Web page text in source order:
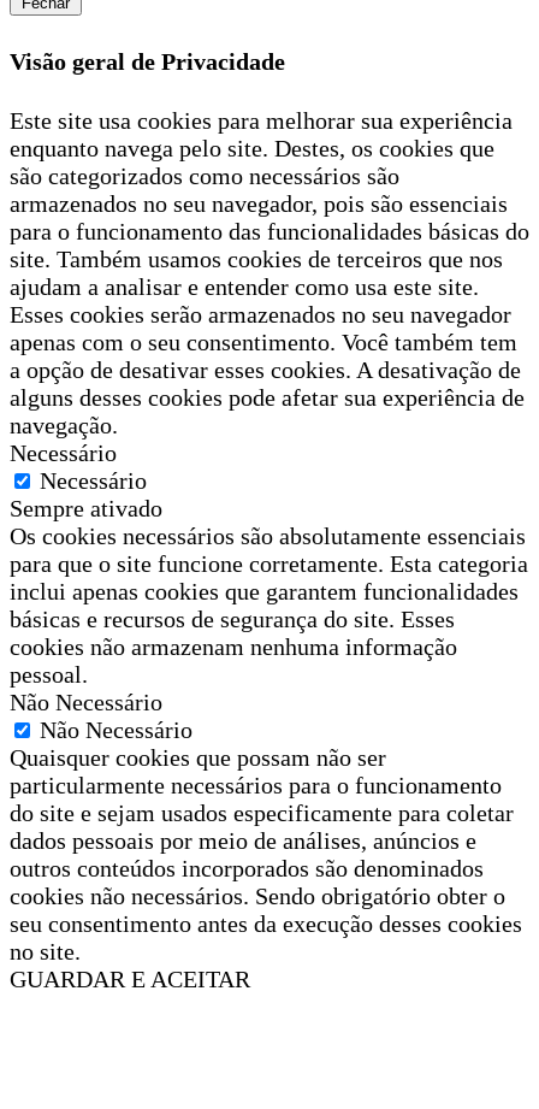
Visão geral de Privacidade
Este site usa cookies para melhorar sua experiência
enquanto navega pelo site. Destes, os cookies que
são categorizados como necessários são
armazenados no seu navegador, pois são essenciais
para o funcionamento das funcionalidades básicas do
site. Também usamos cookies de terceiros que nos
ajudam a analisar e entender como usa este site.
Esses cookies serão armazenados no seu navegador
apenas com o seu consentimento. Você também tem
a opção de desativar esses cookies. A desativação de
alguns desses cookies pode afetar sua experiência de
navegação.
Necessário
Necessário
Sempre ativado
Os cookies necessários são absolutamente essenciais
para que o site funcione corretamente. Esta categoria
inclui apenas cookies que garantem funcionalidades
básicas e recursos de segurança do site. Esses
cookies não armazenam nenhuma informação
pessoal.
Não Necessário
Não Necessário
Quaisquer cookies que possam não ser
particularmente necessários para o funcionamento
do site e sejam usados especificamente para coletar
dados pessoais por meio de análises, anúncios e
outros conteúdos incorporados são denominados
cookies não necessários. Sendo obrigatório obter o
seu consentimento antes da execução desses cookies
no site.
GUARDAR E ACEITAR